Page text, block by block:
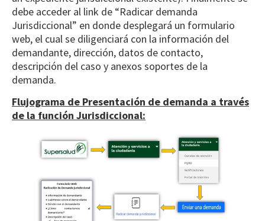
debe acceder al link de “Radicar demanda
Jurisdiccional” en donde desplegará un formulario
web, el cual se diligenciará con la información del
demandante, dirección, datos de contacto,
descripción del caso y anexos soportes de la
demanda.
Flujograma de Presentación de demanda a través
de la función Jurisdiccional: